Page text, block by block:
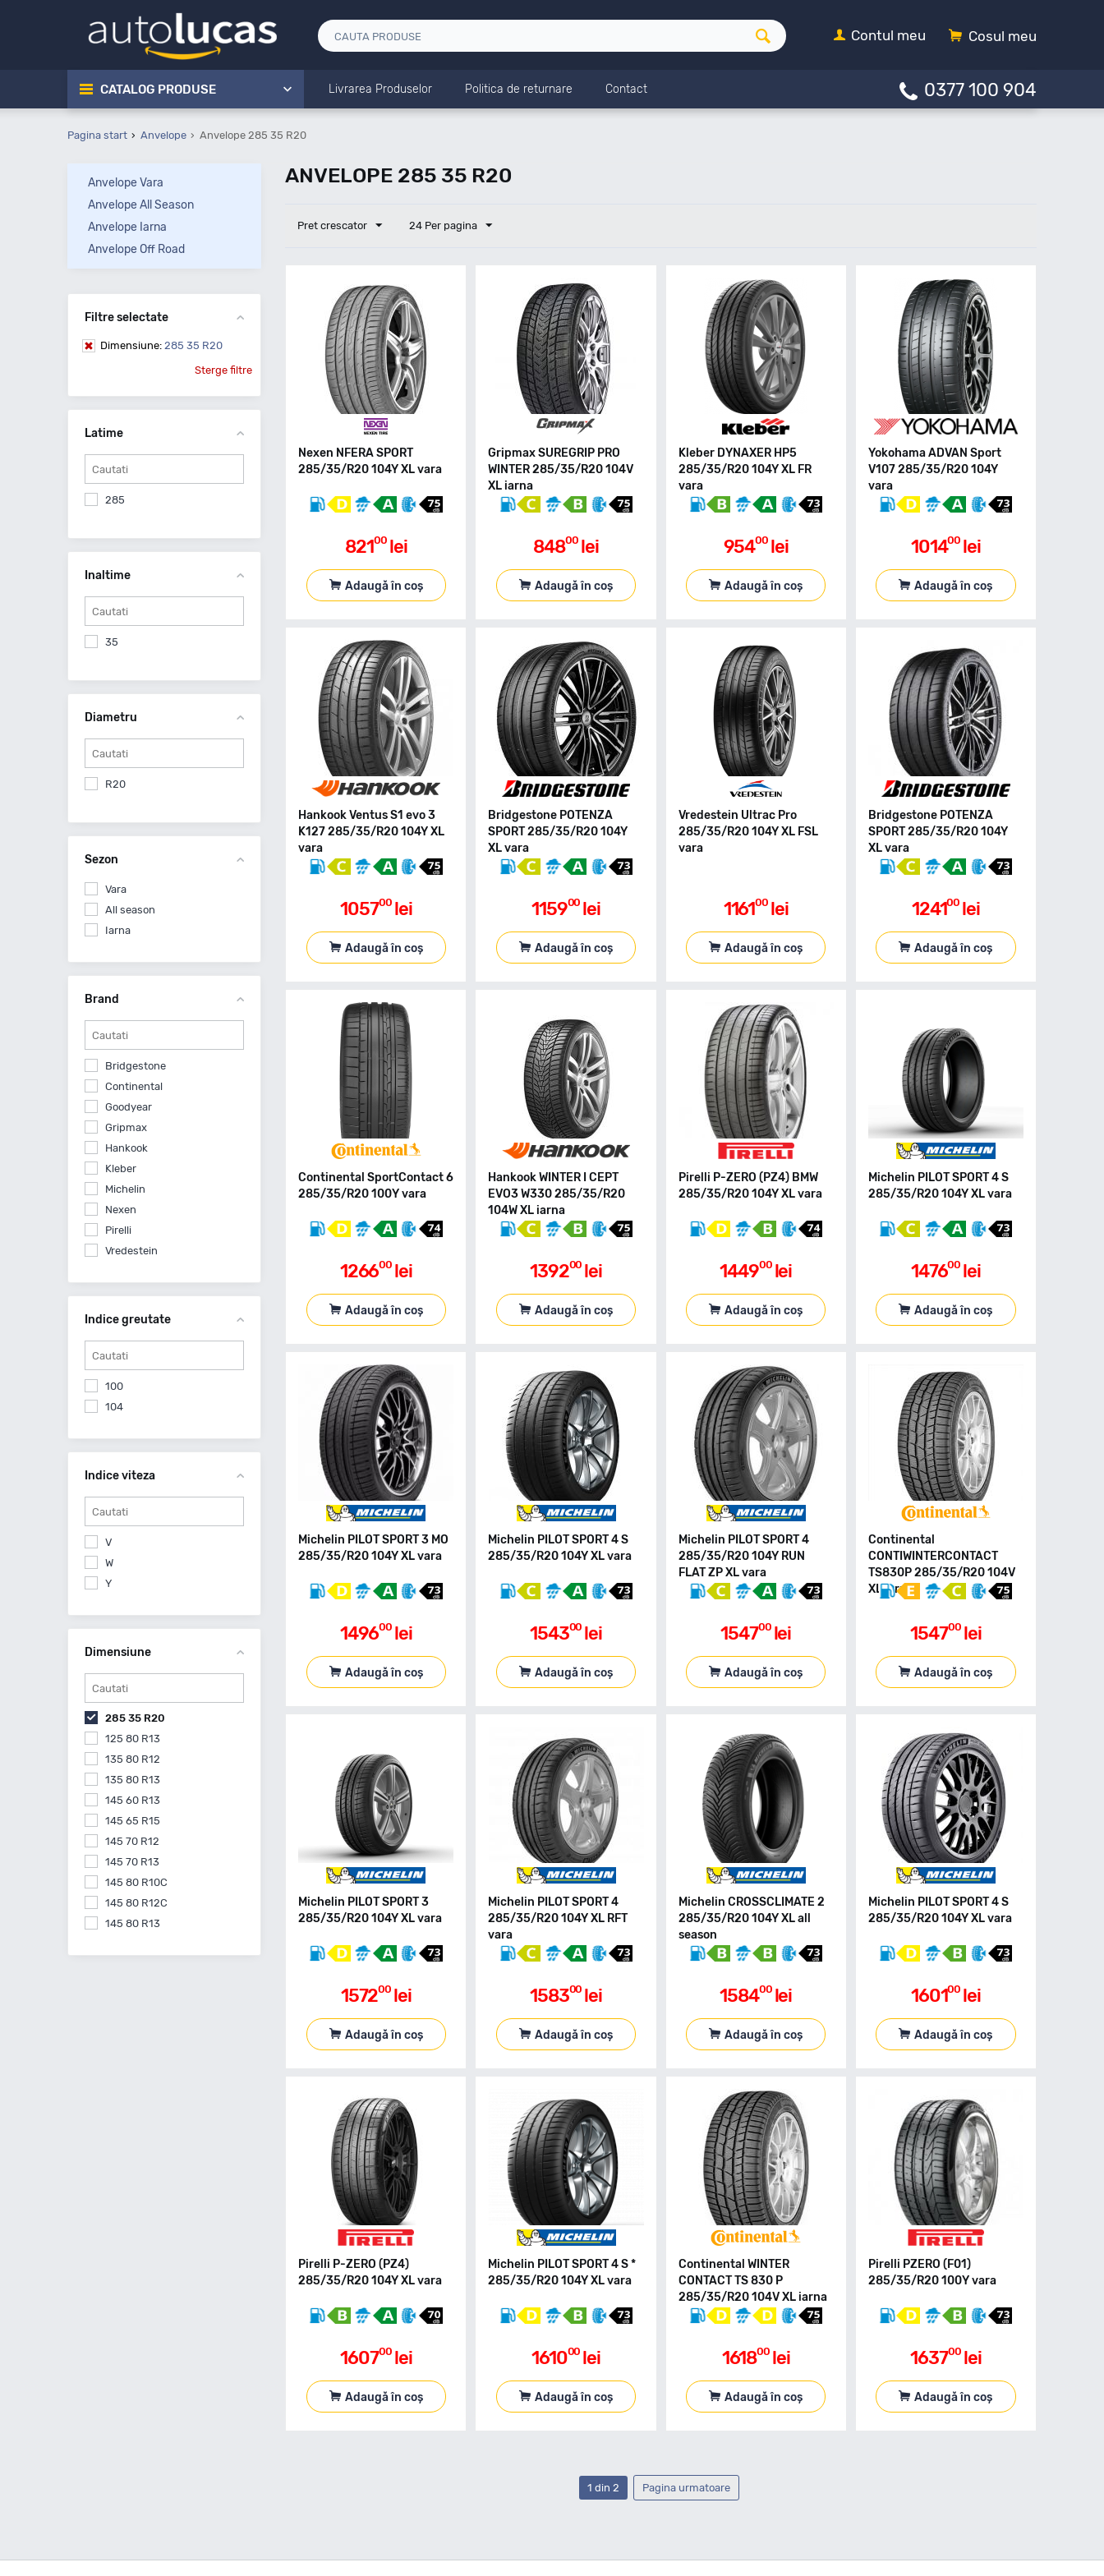
Cosul meu
Contul meu
CATALOG PRODUSE Livrarea Produselor Politica de returnare Contact 0377 100 904
Pagina start Anvelope Anvelope 285 35 R20
ANVELOPE 285 35 R20
Pret crescator 24 Per pagina
Nexen NFERA SPORT
285/35/R20 104Y XL vara
82100 lei
Adaugă în coș
Gripmax SUREGRIP PRO
WINTER 285/35/R20 104V
XL iarna
84800 lei
Adaugă în coș
Kleber DYNAXER HP5
285/35/R20 104Y XL FR
vara
95400 lei
Adaugă în coș
Yokohama ADVAN Sport
V107 285/35/R20 104Y
vara
101400 lei
Adaugă în coș
Hankook Ventus S1 evo 3
K127 285/35/R20 104Y XL
vara
105700 lei
Adaugă în coș
Bridgestone POTENZA
SPORT 285/35/R20 104Y
XL vara
115900 lei
Adaugă în coș
Vredestein Ultrac Pro
285/35/R20 104Y XL FSL
vara
116100 lei
Adaugă în coș
Bridgestone POTENZA
SPORT 285/35/R20 104Y
XL vara
124100 lei
Adaugă în coș
Continental SportContact 6
285/35/R20 100Y vara
126600 lei
Adaugă în coș
Hankook WINTER I CEPT
EVO3 W330 285/35/R20
104W XL iarna
139200 lei
Adaugă în coș
Pirelli P-ZERO (PZ4) BMW
285/35/R20 104Y XL vara
144900 lei
Adaugă în coș
Michelin PILOT SPORT 4 S
285/35/R20 104Y XL vara
147600 lei
Adaugă în coș
Michelin PILOT SPORT 3 MO
285/35/R20 104Y XL vara
149600 lei
Adaugă în coș
Michelin PILOT SPORT 4 S
285/35/R20 104Y XL vara
154300 lei
Adaugă în coș
Michelin PILOT SPORT 4
285/35/R20 104Y RUN
FLAT ZP XL vara
154700 lei
Adaugă în coș
Continental
CONTIWINTERCONTACT
TS830P 285/35/R20 104V
XL iarna
154700 lei
Adaugă în coș
Michelin PILOT SPORT 3
285/35/R20 104Y XL vara
157200 lei
Adaugă în coș
Michelin PILOT SPORT 4
285/35/R20 104Y XL RFT
vara
158300 lei
Adaugă în coș
Michelin CROSSCLIMATE 2
285/35/R20 104Y XL all
season
158400 lei
Adaugă în coș
Michelin PILOT SPORT 4 S
285/35/R20 104Y XL vara
160100 lei
Adaugă în coș
Pirelli P-ZERO (PZ4)
285/35/R20 104Y XL vara
160700 lei
Adaugă în coș
Michelin PILOT SPORT 4 S *
285/35/R20 104Y XL vara
161000 lei
Adaugă în coș
Continental WINTER
CONTACT TS 830 P
285/35/R20 104V XL iarna
161800 lei
Adaugă în coș
Pirelli PZERO (F01)
285/35/R20 100Y vara
163700 lei
Adaugă în coș
1 din 2 Pagina urmatoare
Anvelope Vara
Anvelope All Season
Anvelope Iarna
Anvelope Off Road
Filtre selectate
Dimensiune: 285 35 R20
Sterge filtre
Latime
285
Inaltime
35
Diametru
R20
Sezon
Vara
All season
Iarna
Brand
Bridgestone
Continental
Goodyear
Gripmax
Hankook
Kleber
Michelin
Nexen
Pirelli
Vredestein
Indice greutate
100
104
Indice viteza
V
W
Y
Dimensiune
285 35 R20
125 80 R13
135 80 R12
135 80 R13
145 60 R13
145 65 R15
145 70 R12
145 70 R13
145 80 R10C
145 80 R12C
145 80 R13
165 70 R14